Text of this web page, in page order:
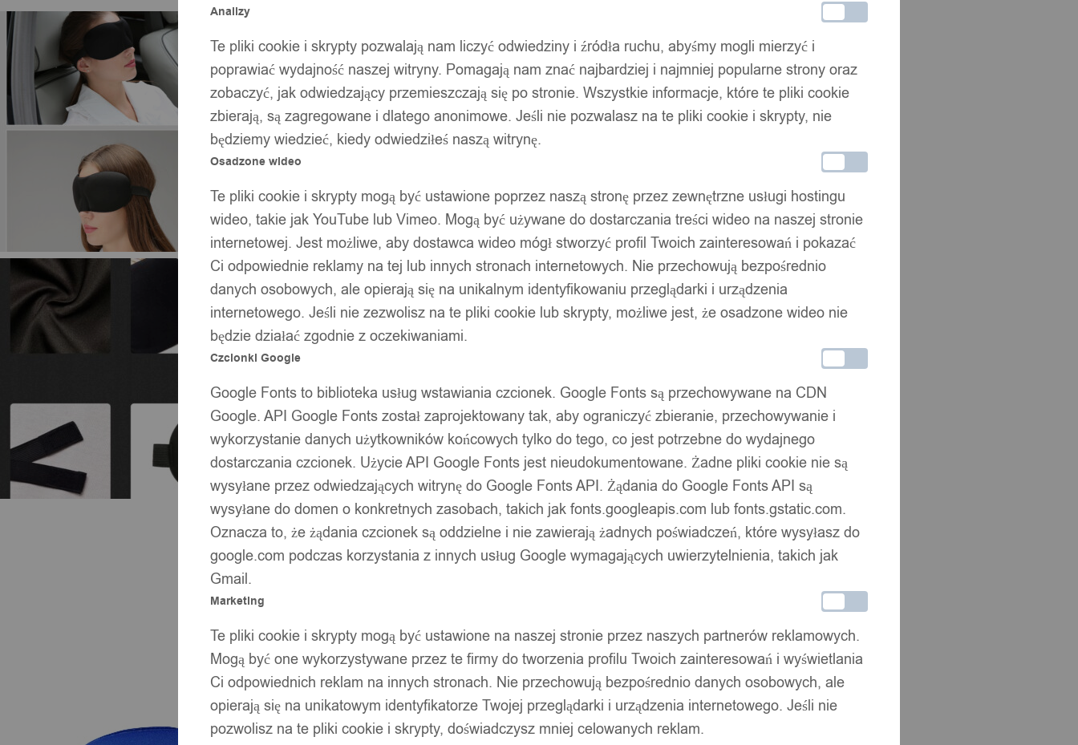
Analizy
Te pliki cookie i skrypty pozwalają nam liczyć odwiedziny i źródła ruchu, abyśmy mogli mierzyć i
poprawiać wydajność naszej witryny. Pomagają nam znać najbardziej i najmniej popularne strony oraz
zobaczyć, jak odwiedzający przemieszczają się po stronie. Wszystkie informacje, które te pliki cookie
zbierają, są zagregowane i dlatego anonimowe. Jeśli nie pozwalasz na te pliki cookie i skrypty, nie
będziemy wiedzieć, kiedy odwiedziłeś naszą witrynę.
Osadzone wideo
Te pliki cookie i skrypty mogą być ustawione poprzez naszą stronę przez zewnętrzne usługi hostingu
wideo, takie jak YouTube lub Vimeo. Mogą być używane do dostarczania treści wideo na naszej stronie
internetowej. Jest możliwe, aby dostawca wideo mógł stworzyć profil Twoich zainteresowań i pokazać
Ci odpowiednie reklamy na tej lub innych stronach internetowych. Nie przechowują bezpośrednio
danych osobowych, ale opierają się na unikalnym identyfikowaniu przeglądarki i urządzenia
internetowego. Jeśli nie zezwolisz na te pliki cookie lub skrypty, możliwe jest, że osadzone wideo nie
będzie działać zgodnie z oczekiwaniami.
Czcionki Google
Google Fonts to biblioteka usług wstawiania czcionek. Google Fonts są przechowywane na CDN
Google. API Google Fonts został zaprojektowany tak, aby ograniczyć zbieranie, przechowywanie i
wykorzystanie danych użytkowników końcowych tylko do tego, co jest potrzebne do wydajnego
dostarczania czcionek. Użycie API Google Fonts jest nieudokumentowane. Żadne pliki cookie nie są
wysyłane przez odwiedzających witrynę do Google Fonts API. Żądania do Google Fonts API są
wysyłane do domen o konkretnych zasobach, takich jak fonts.googleapis.com lub fonts.gstatic.com.
Oznacza to, że żądania czcionek są oddzielne i nie zawierają żadnych poświadczeń, które wysyłasz do
google.com podczas korzystania z innych usług Google wymagających uwierzytelnienia, takich jak
Gmail.
Marketing
Te pliki cookie i skrypty mogą być ustawione na naszej stronie przez naszych partnerów reklamowych.
Mogą być one wykorzystywane przez te firmy do tworzenia profilu Twoich zainteresowań i wyświetlania
Ci odpowiednich reklam na innych stronach. Nie przechowują bezpośrednio danych osobowych, ale
opierają się na unikatowym identyfikatorze Twojej przeglądarki i urządzenia internetowego. Jeśli nie
pozwolisz na te pliki cookie i skrypty, doświadczysz mniej celowanych reklam.